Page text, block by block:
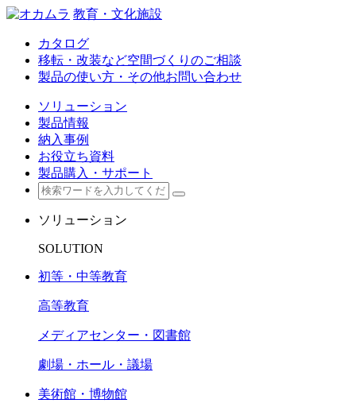
教育・文化施設
カタログ
移転・改装など空間づくりのご相談
製品の使い方・その他お問い合わせ
ソリューション
製品情報
納入事例
お役立ち資料
製品購入・サポート
ソリューション
SOLUTION
初等・中等教育
高等教育
メディアセンター・図書館
劇場・ホール・議場
美術館・博物館